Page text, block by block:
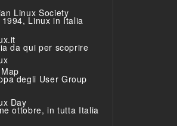
Linux Society
1994, Linux in Italia
da qui per scoprire
degli User Group
Day
ottobre, in tutta Italia